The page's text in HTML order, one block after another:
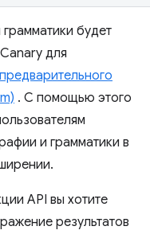
будет
для
. С помощью этого
и грамматики в
API вы хотите
результатов